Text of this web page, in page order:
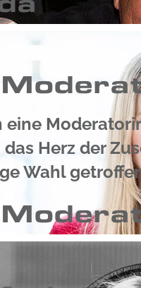
Herz der
Wahl